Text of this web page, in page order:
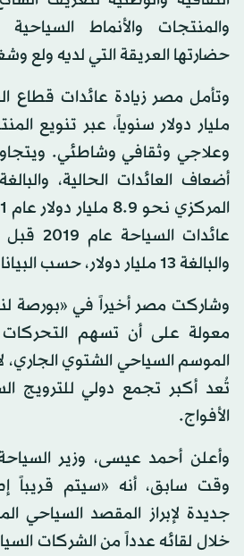
والمنتجات والأنماط
حضارتها العريقة التي لديه ولع
مليار دولار سنوياً، عبر تنويع
أضعاف العائدات الحالية،
والبالغة 13 مليار دولار، حسب البيانات الرسمية.
وشاركت مصر أخيراً في «بورصة
معولة على أن تسهم
الموسم السياحي الشتوي الجاري،
تُعد أكبر تجمع دولي للترويج
الأفواج.
وأعلن أحمد عيسى، وزير
وقت سابق، أنه «سيتم قريباً
جديدة لإبراز المقصد السياحي
خلال لقائه عدداً من الشركات